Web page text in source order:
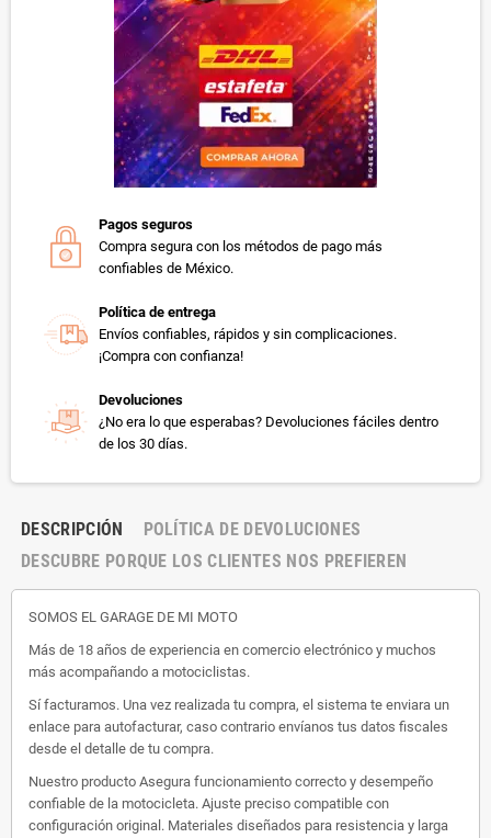
Pagos seguros
Compra segura con los métodos de pago más
confiables de México.
Política de entrega
Envíos confiables, rápidos y sin complicaciones.
¡Compra con confianza!
Devoluciones
¿No era lo que esperabas? Devoluciones fáciles dentro
de los 30 días.
DESCRIPCIÓN
POLÍTICA DE DEVOLUCIONES
DESCUBRE PORQUE LOS CLIENTES NOS PREFIEREN
SOMOS EL GARAGE DE MI MOTO
Más de 18 años de experiencia en comercio electrónico y muchos
más acompañando a motociclistas.
Sí facturamos. Una vez realizada tu compra, el sistema te enviara un
enlace para autofacturar, caso contrario envíanos tus datos fiscales
desde el detalle de tu compra.
Nuestro producto Asegura funcionamiento correcto y desempeño
confiable de la motocicleta. Ajuste preciso compatible con
configuración original. Materiales diseñados para resistencia y larga